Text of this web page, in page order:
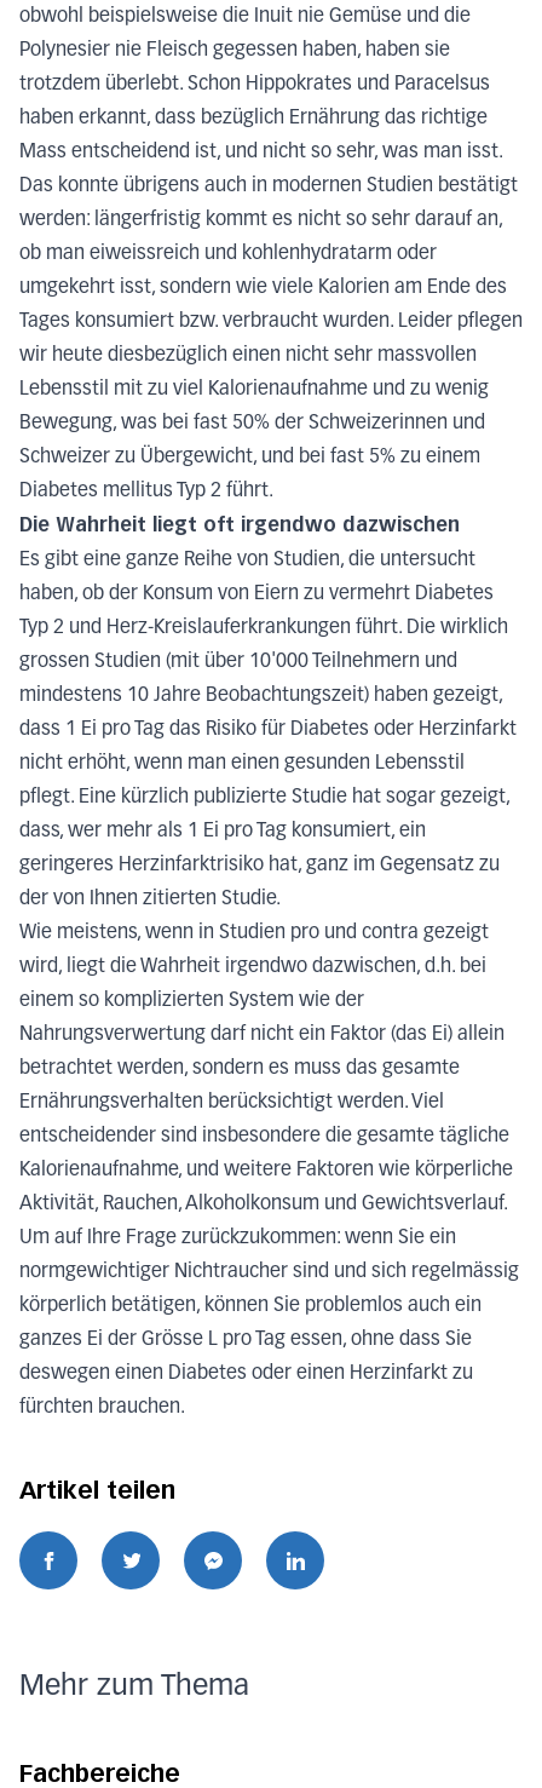
obwohl beispielsweise die Inuit nie Gemüse und die
Polynesier nie Fleisch gegessen haben, haben sie
trotzdem überlebt. Schon Hippokrates und Paracelsus
haben erkannt, dass bezüglich Ernährung das richtige
Mass entscheidend ist, und nicht so sehr, was man isst.
Das konnte übrigens auch in modernen Studien bestätigt
werden: längerfristig kommt es nicht so sehr darauf an,
ob man eiweissreich und kohlenhydratarm oder
umgekehrt isst, sondern wie viele Kalorien am Ende des
Tages konsumiert bzw. verbraucht wurden. Leider pflegen
wir heute diesbezüglich einen nicht sehr massvollen
Lebensstil mit zu viel Kalorienaufnahme und zu wenig
Bewegung, was bei fast 50% der Schweizerinnen und
Schweizer zu Übergewicht, und bei fast 5% zu einem
Diabetes mellitus Typ 2 führt.
Die Wahrheit liegt oft irgendwo dazwischen
Es gibt eine ganze Reihe von Studien, die untersucht
haben, ob der Konsum von Eiern zu vermehrt Diabetes
Typ 2 und Herz-Kreislauferkrankungen führt. Die wirklich
grossen Studien (mit über 10'000 Teilnehmern und
mindestens 10 Jahre Beobachtungszeit) haben gezeigt,
dass 1 Ei pro Tag das Risiko für Diabetes oder Herzinfarkt
nicht erhöht, wenn man einen gesunden Lebensstil
pflegt. Eine kürzlich publizierte Studie hat sogar gezeigt,
dass, wer mehr als 1 Ei pro Tag konsumiert, ein
geringeres Herzinfarktrisiko hat, ganz im Gegensatz zu
der von Ihnen zitierten Studie.
Wie meistens, wenn in Studien pro und contra gezeigt
wird, liegt die Wahrheit irgendwo dazwischen, d.h. bei
einem so komplizierten System wie der
Nahrungsverwertung darf nicht ein Faktor (das Ei) allein
betrachtet werden, sondern es muss das gesamte
Ernährungsverhalten berücksichtigt werden. Viel
entscheidender sind insbesondere die gesamte tägliche
Kalorienaufnahme, und weitere Faktoren wie körperliche
Aktivität, Rauchen, Alkoholkonsum und Gewichtsverlauf.
Um auf Ihre Frage zurückzukommen: wenn Sie ein
normgewichtiger Nichtraucher sind und sich regelmässig
körperlich betätigen, können Sie problemlos auch ein
ganzes Ei der Grösse L pro Tag essen, ohne dass Sie
deswegen einen Diabetes oder einen Herzinfarkt zu
fürchten brauchen.
Artikel teilen
Mehr zum Thema
Fachbereiche